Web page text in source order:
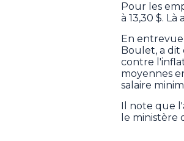
Pour les
à 13,30 $.
En entrevue
Boulet, a
contre
moyennes
salaire
Il note que
le ministère